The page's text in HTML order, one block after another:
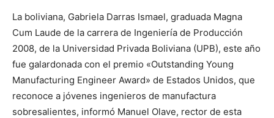
La boliviana, Gabriela Darras Ismael, graduada Magna
Cum Laude de la carrera de Ingeniería de Producción
2008, de la Universidad Privada Boliviana (UPB), este año
fue galardonada con el premio «Outstanding Young
Manufacturing Engineer Award» de Estados Unidos, que
reconoce a jóvenes ingenieros de manufactura
sobresalientes, informó Manuel Olave, rector de esta